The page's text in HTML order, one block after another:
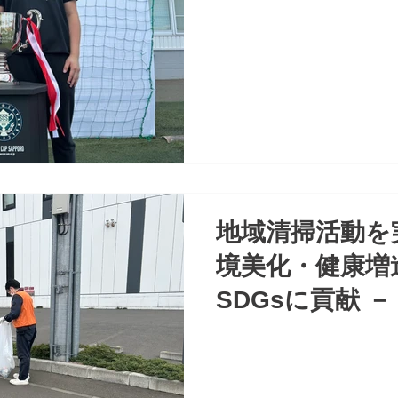
地域清掃活動
境美化・健康
SDGsに貢献 －